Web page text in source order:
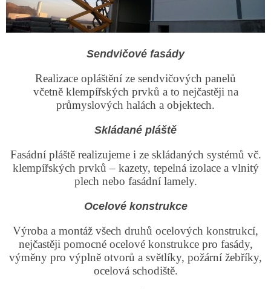
Sendvičové fasády
Realizace opláštění ze sendvičových panelů
včetně klempířských prvků a to nejčastěji na
průmyslových halách a objektech.
Skládané pláště
Fasádní pláště realizujeme i ze skládaných systémů vč.
klempířských prvků – kazety, tepelná izolace a vlnitý
plech nebo fasádní lamely.
Ocelové konstrukce
Výroba a montáž všech druhů ocelových konstrukcí,
nejčastěji pomocné ocelové konstrukce pro fasády,
výměny pro výplně otvorů a světlíky, požární žebříky,
ocelová schodiště.